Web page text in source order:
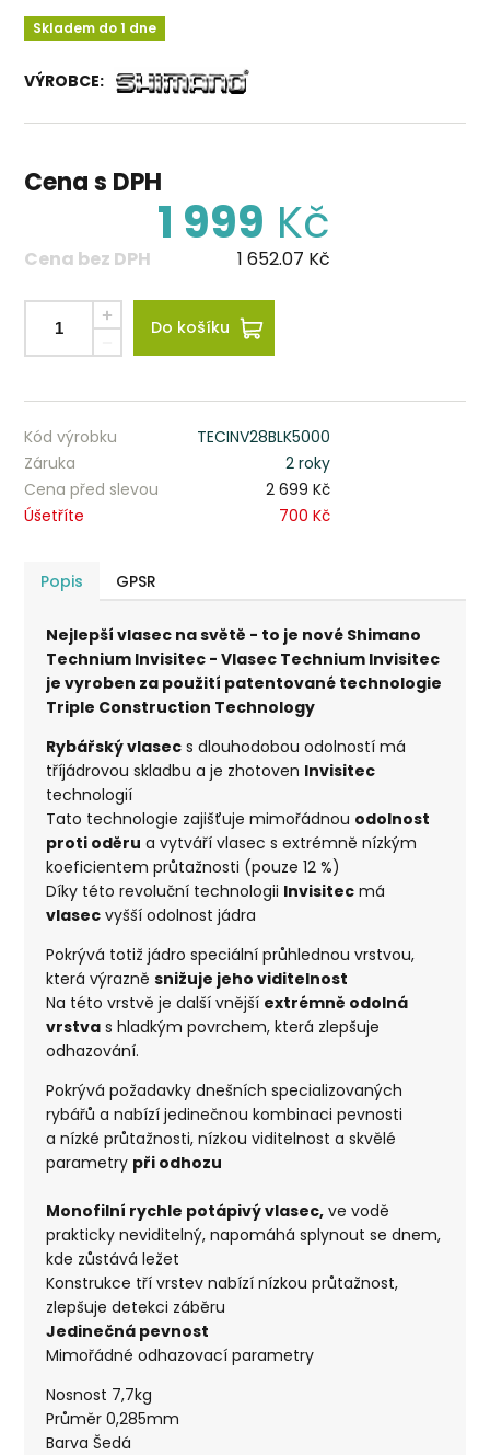
Skladem do 1 dne
VÝROBCE:
Cena s DPH
1 999 Kč
Cena bez DPH 1 652.07 Kč
Do košíku
Kód výrobku
TECINV28BLK5000
Záruka
2 roky
Cena před slevou
2 699 Kč
Úšetříte
700 Kč
Popis GPSR
Nejlepší vlasec na světě - to je nové Shimano
Technium Invisitec - Vlasec Technium Invisitec
je vyroben za použití patentované technologie
Triple Construction Technology
Rybářský vlasec s dlouhodobou odolností má
tříjádrovou skladbu a je zhotoven Invisitec
technologií
Tato technologie zajišťuje mimořádnou odolnost
proti oděru a vytváří vlasec s extrémně nízkým
koeficientem průtažnosti (pouze 12 %)
Díky této revoluční technologii Invisitec má
vlasec vyšší odolnost jádra
Pokrývá totiž jádro speciální průhlednou vrstvou,
která výrazněsnižuje jeho viditelnost
Na této vrstvě je další vnější extrémně odolná
vrstva s hladkým povrchem, která zlepšuje
odhazování.
Pokrývá požadavky dnešních specializovaných
rybářů a nabízí jedinečnou kombinaci pevnosti
a nízké průtažnosti, nízkou viditelnost a skvělé
parametry při odhozu
Monofilní rychle potápivý vlasec, ve vodě
prakticky neviditelný, napomáhá splynout se dnem,
kde zůstává ležet
Konstrukce tří vrstev nabízí nízkou průtažnost,
zlepšuje detekci záběru
Jedinečná pevnost
Mimořádné odhazovací parametry
Nosnost 7,7kg
Průměr 0,285mm
Barva Šedá